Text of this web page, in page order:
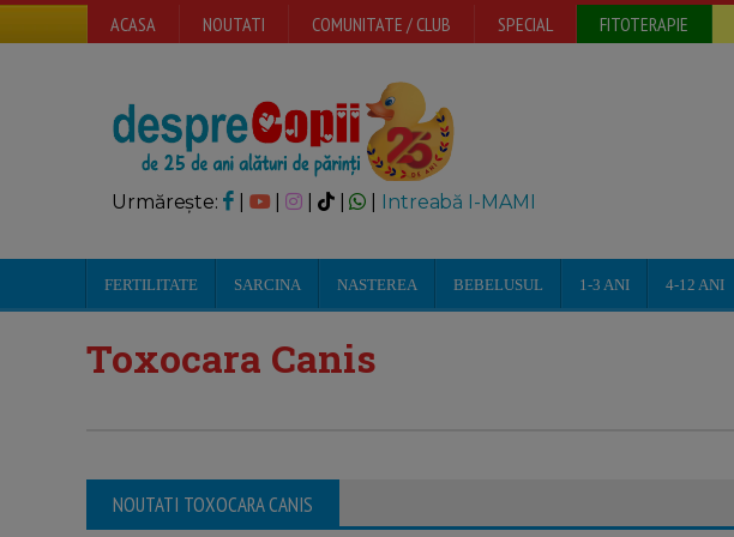
ACASA NOUTATI COMUNITATE / CLUB SPECIAL FITOTERAPIE
Urmărește: | | Intreabă I-MAMI
FERTILITATE SARCINA NASTEREA BEBELUSUL 1-3 ANI 4-12 ANI
Toxocara Canis
NOUTATI TOXOCARA CANIS